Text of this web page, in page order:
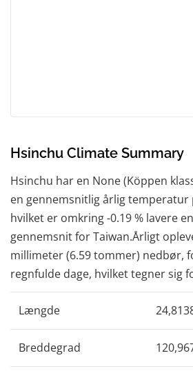
Hsinchu Climate Summary
Hsinchu har en None (Köppen
en gennemsnitlig årlig temperatur
hvilket er omkring -0.19 % lavere
gennemsnit for Taiwan.Årligt
millimeter (6.59 tommer) nedbør,
regnfulde dage, hvilket tegner sig
Længde
Breddegrad